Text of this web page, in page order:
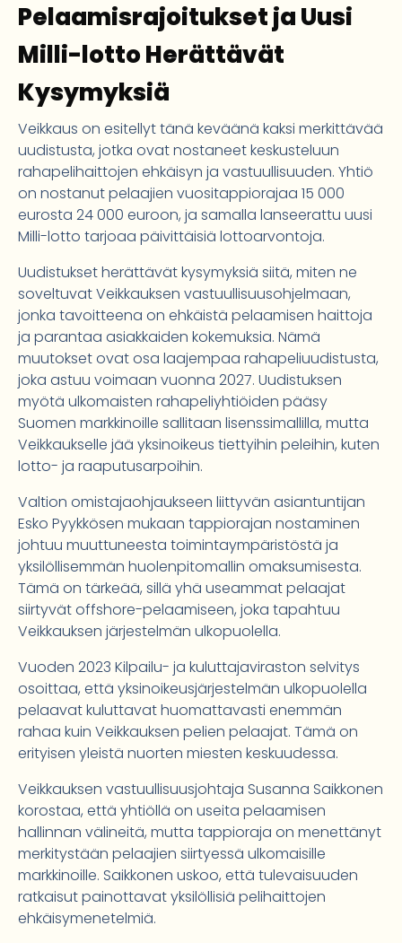
Pelaamisrajoitukset ja Uusi
Milli-lotto Herättävät
Kysymyksiä
Veikkaus on esitellyt tänä keväänä kaksi merkittävää
uudistusta, jotka ovat nostaneet keskusteluun
rahapelihaittojen ehkäisyn ja vastuullisuuden. Yhtiö
on nostanut pelaajien vuositappiorajaa 15 000
eurosta 24 000 euroon, ja samalla lanseerattu uusi
Milli-lotto tarjoaa päivittäisiä lottoarvontoja.
Uudistukset herättävät kysymyksiä siitä, miten ne
soveltuvat Veikkauksen vastuullisuusohjelmaan,
jonka tavoitteena on ehkäistä pelaamisen haittoja
ja parantaa asiakkaiden kokemuksia. Nämä
muutokset ovat osa laajempaa rahapeliuudistusta,
joka astuu voimaan vuonna 2027. Uudistuksen
myötä ulkomaisten rahapeliyhtiöiden pääsy
Suomen markkinoille sallitaan lisenssimallilla, mutta
Veikkaukselle jää yksinoikeus tiettyihin peleihin, kuten
lotto- ja raaputusarpoihin.
Valtion omistajaohjaukseen liittyvän asiantuntijan
Esko Pyykkösen mukaan tappiorajan nostaminen
johtuu muuttuneesta toimintaympäristöstä ja
yksilöllisemmän huolenpitomallin omaksumisesta.
Tämä on tärkeää, sillä yhä useammat pelaajat
siirtyvät offshore-pelaamiseen, joka tapahtuu
Veikkauksen järjestelmän ulkopuolella.
Vuoden 2023 Kilpailu- ja kuluttajaviraston selvitys
osoittaa, että yksinoikeusjärjestelmän ulkopuolella
pelaavat kuluttavat huomattavasti enemmän
rahaa kuin Veikkauksen pelien pelaajat. Tämä on
erityisen yleistä nuorten miesten keskuudessa.
Veikkauksen vastuullisuusjohtaja Susanna Saikkonen
korostaa, että yhtiöllä on useita pelaamisen
hallinnan välineitä, mutta tappioraja on menettänyt
merkitystään pelaajien siirtyessä ulkomaisille
markkinoille. Saikkonen uskoo, että tulevaisuuden
ratkaisut painottavat yksilöllisiä pelihaittojen
ehkäisymenetelmiä.